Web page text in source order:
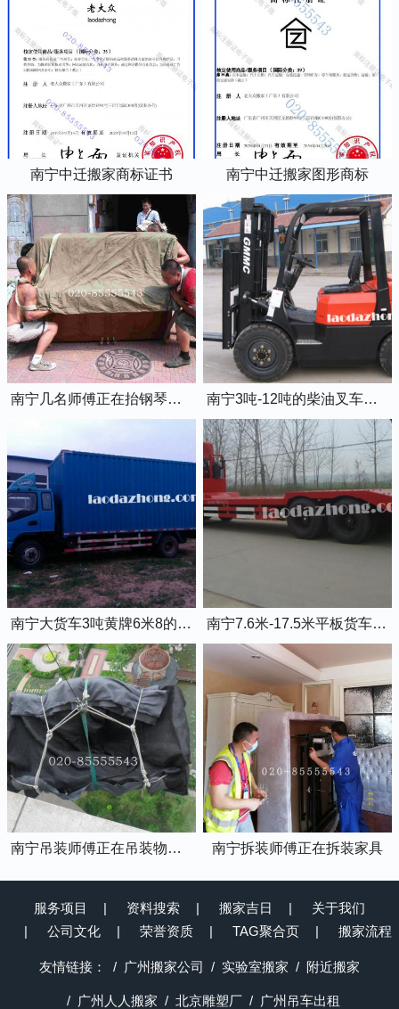
南宁中迁搬家商标证书 南宁中迁搬家图形商标
南宁几名师傅正在抬钢琴上楼 南宁3吨-12吨的柴油叉车出租
南宁大货车3吨黄牌6米8的厢式货车 南宁7.6米-17.5米平板货车出租
南宁吊装师傅正在吊装物品上楼 南宁拆装师傅正在拆装家具
服务项目 资料搜索 搬家吉日
关于我们
公司文化
荣誉资质 TAG聚合页 搬家流程
友情链接： 广州搬家公司 实验室搬家 附近搬家
广州人人搬家 北京雕塑厂 广州吊车出租